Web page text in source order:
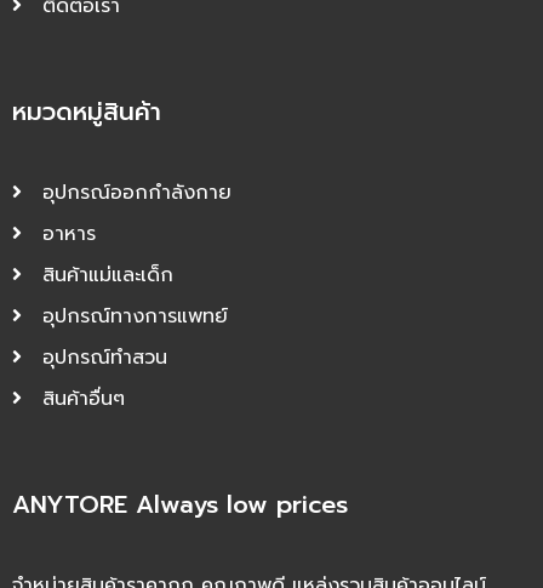
ติดต่อเรา
หมวดหมู่สินค้า
อุปกรณ์ออกกำลังกาย
อาหาร
สินค้าแม่และเด็ก
อุปกรณ์ทางการแพทย์
อุปกรณ์ทำสวน
สินค้าอื่นๆ
ANYTORE Always low prices